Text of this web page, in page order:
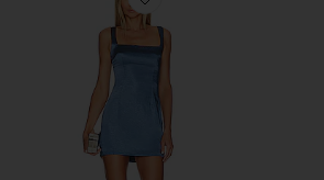
Favorite Orana Mini Dress